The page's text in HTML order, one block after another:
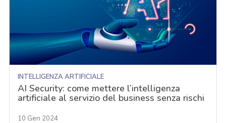
INTELLIGENZA ARTIFICIALE
AI Security: come mettere l’intelligenza
artificiale al servizio del business senza rischi
10 Gen 2024